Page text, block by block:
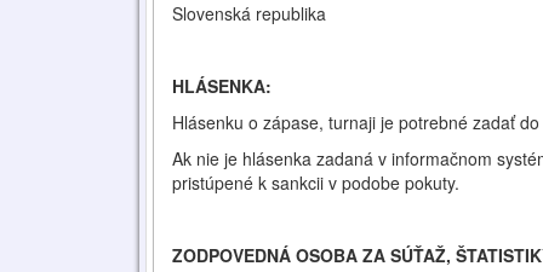
Slovenská republika
HLÁSENKA:
Hlásenku o zápase, turnaji je potrebné zadať
Ak nie je hlásenka zadaná v informačnom
pristúpené k sankcii v podobe pokuty.
ZODPOVEDNÁ OSOBA ZA SÚŤAŽ,